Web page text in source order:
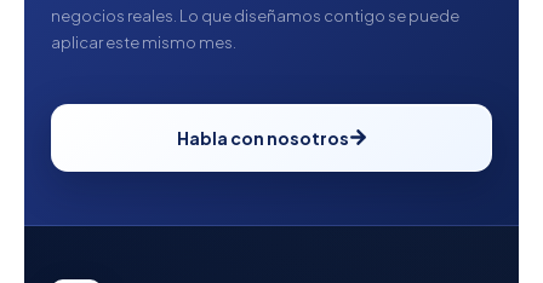
negocios reales. Lo que diseñamos contigo se puede
aplicar este mismo mes.
Habla con nosotros